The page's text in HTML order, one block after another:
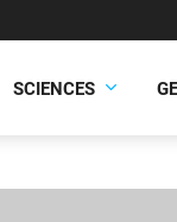
SCIENCES